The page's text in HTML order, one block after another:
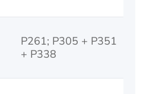
P261; P305 + P351
+ P338